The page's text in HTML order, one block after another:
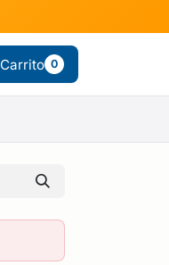
Carrito 0